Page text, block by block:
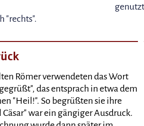
"rechts".
Römer verwendeten das Wort
das entsprach in etwa dem
"Heil!". So begrüßten sie ihre
Cäsar" war ein gängiger Ausdruck.